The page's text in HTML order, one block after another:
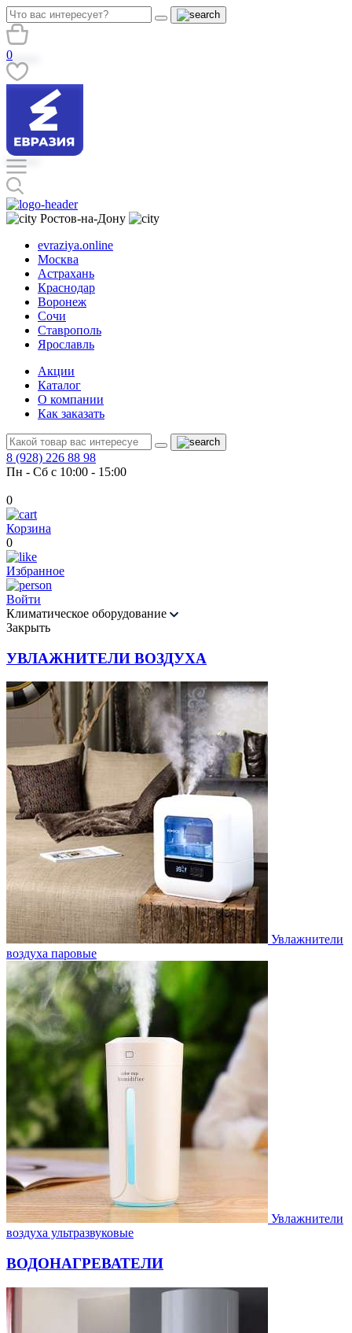
0
Ростов-на-Дону
evraziya.online
Москва
Астрахань
Краснодар
Воронеж
Сочи
Ставрополь
Ярославль
Акции
Каталог
О компании
Как заказать
8 (928) 226 88 98
Пн - Сб с 10:00 - 15:00
0
Корзина
0
Избранное
Войти
Климатическое оборудование
Закрыть
УВЛАЖНИТЕЛИ ВОЗДУХА
Увлажнители
воздуха паровые
Увлажнители
воздуха ультразвуковые
ВОДОНАГРЕВАТЕЛИ